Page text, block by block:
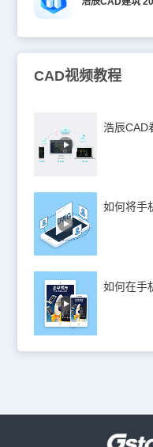
CAD视频教程
浩辰CAD
如何将手
如何在手